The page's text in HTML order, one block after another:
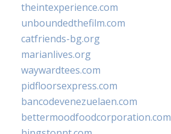
theintexperience.com
unboundedthefilm.com
catfriends-bg.org
marianlives.org
waywardtees.com
pidfloorsexpress.com
bancodevenezuelaen.com
bettermoodfoodcorporation.com